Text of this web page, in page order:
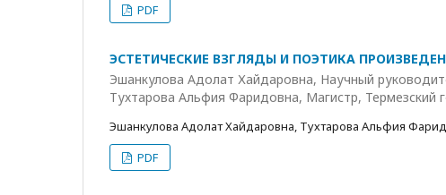
PDF
ЭСТЕТИЧЕСКИЕ ВЗГЛЯДЫ И ПОЭТИКА
Эшанкулова Адолат Хайдаровна, Научный
Тухтарова Альфия Фаридовна, Магистр, Термезский
Эшанкулова Адолат Хайдаровна, Тухтарова Альфия
PDF